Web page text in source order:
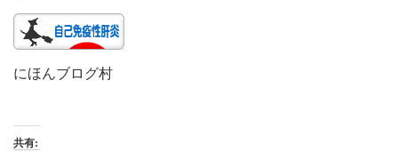
にほんブログ村
共有: